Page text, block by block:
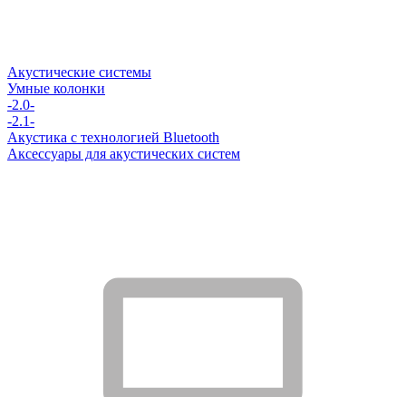
Акустические системы
Умные колонки
-2.0-
-2.1-
Акустика с технологией Bluetooth
Аксессуары для акустических систем